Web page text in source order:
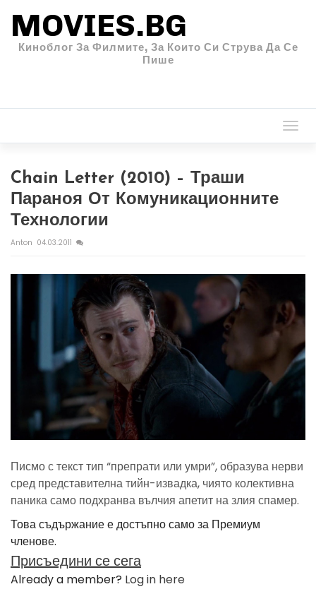
MOVIES.BG
Киноблог За Филмите, За Които Си Струва Да Се
Пише
Chain Letter (2010) – Траши
Параноя От Комуникационните
Технологии
Anton 04.03.2011
Писмо с текст тип “препрати или умри”, образува нерви
сред представителна тийн-извадка, чиято колективна
паника само подхранва вълчия апетит на злия спамер.
Това съдържание е достъпно само за Премиум
членове.
Присъедини се сега
Already a member? Log in here